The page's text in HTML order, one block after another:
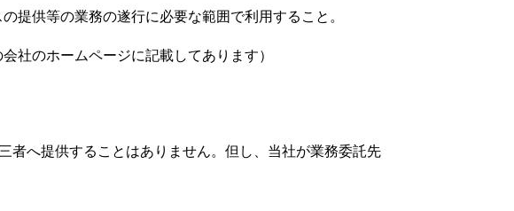
供等の業務の遂行に必要な範囲で利用すること。
社のホームページに記載してあります）
者へ提供することはありません。但し、当社が業務委託先